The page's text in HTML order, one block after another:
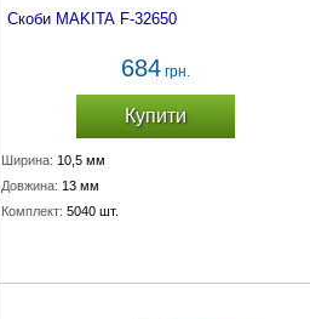
Скоби MAKITA F-32650
684 грн.
Купити
Ширина: 10,5 мм
Довжина: 13 мм
Комплект: 5040 шт.